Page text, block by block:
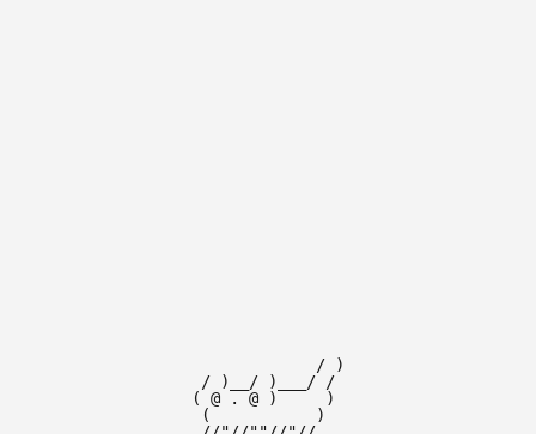
/ )
/ )__/ )___/ /
( @ . @ ) )
( )